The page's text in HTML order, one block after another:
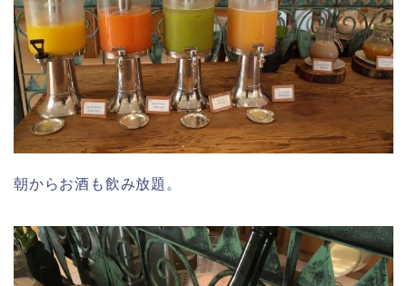
朝からお酒も飲み放題。